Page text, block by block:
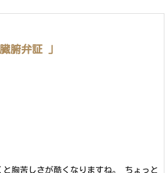
腑弁証 」
胸苦しさが酷くなりますね。 ちょっと